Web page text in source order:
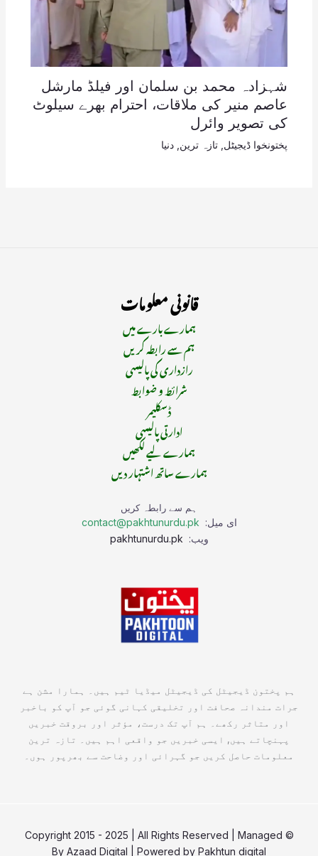
شہزادہ محمد بن سلمان اور فیلڈ مارشل
عاصم منیر کی ملاقات، احترام بھرے سیلوٹ
کی تصویر وائرل
پختونخوا ڈیجیٹل تازہ ترین دنیا
قانونی معلومات
ہمارے بارے میں
ہم سے رابطہ کریں
رازداری کی پالیسی
شرائط و ضوابط
ڈسکلیمر
ادارتی پالیسی
ہمارے لیے لکھیں
ہمارے ساتھ اشتہار دیں
ہم سے رابطہ کریں
ای میل: contact@pakhtunurdu.pk
ویب:
ہم پختون ڈیجیٹل کی ڈیجیٹل میڈیا ٹیم ہیں۔ ہمارا مشن ہے
جرات مندانہ صحافت اور تخلیقی کہانی گوئی جو آپ کو باخبر
اور متاثر رکھے۔ ہم آپ تک درست، مؤثر اور بروقت خبریں
پہنچاتے ہیں, ایسی خبریں جو واقعی اہم ہیں۔ تازہ ترین
معلومات حاصل کریں جو گہرائی اور وضاحت سے بھرپور ہوں۔
© Copyright 2015 - 2025 | All Rights Reserved | Managed
By Azaad Digital | Powered by Pakhtun digital